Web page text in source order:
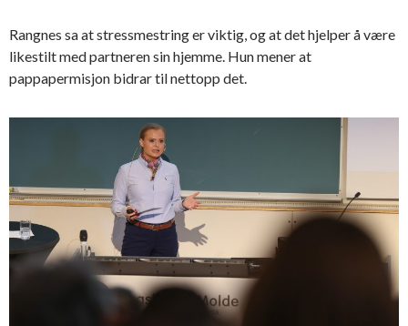
Rangnes sa at stressmestring er viktig, og at det hjelper å være
likestilt med partneren sin hjemme. Hun mener at
pappapermisjon bidrar til nettopp det.